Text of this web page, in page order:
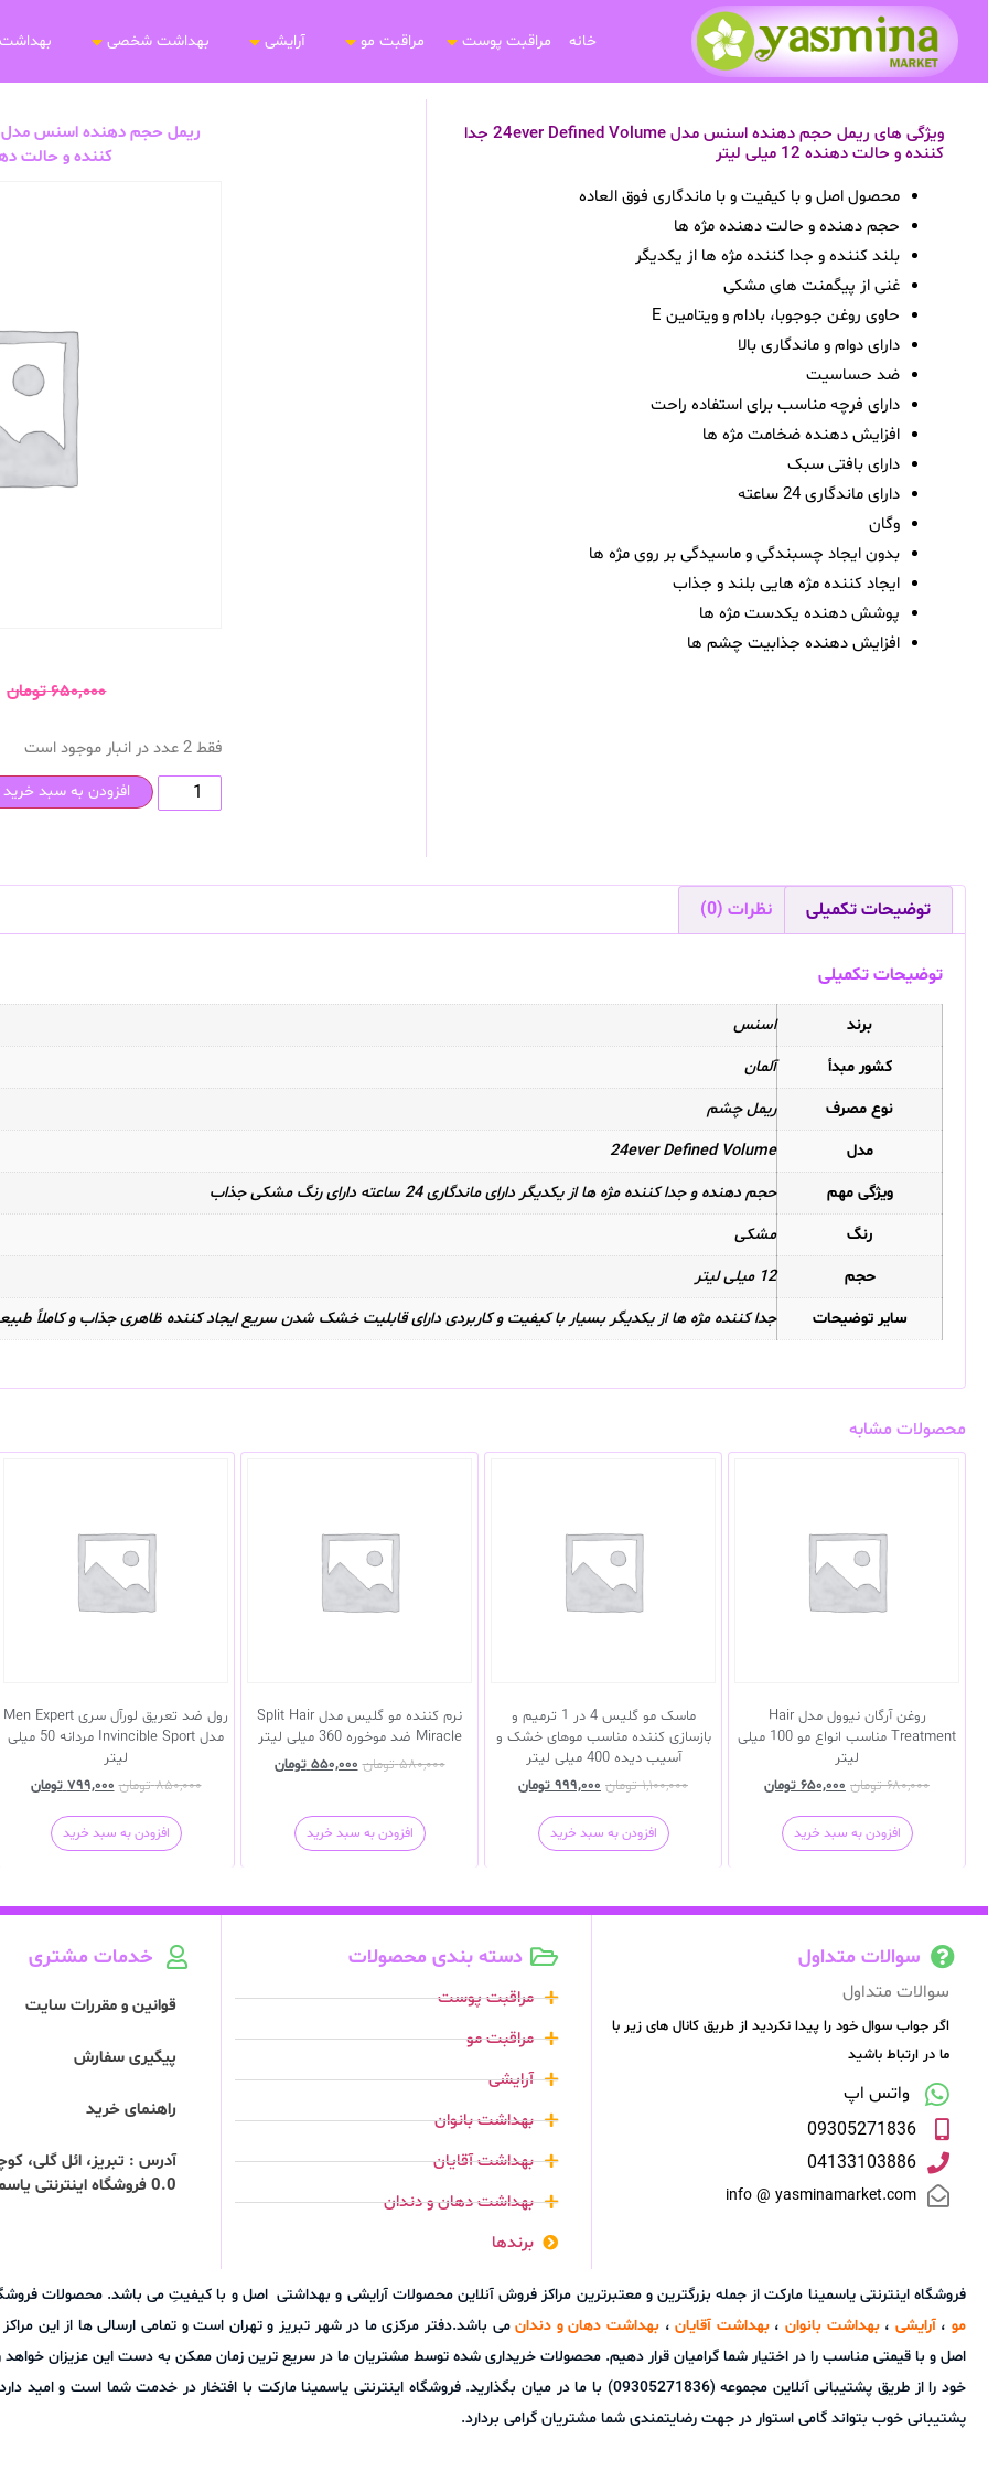
خانه مراقبت پوست مراقبت مو آرایشی بهداشت شخصی
ویژگی های ریمل حجم دهنده اسنس مدل 24ever Defined Volume جدا
کننده و حالت دهنده 12 میلی لیتر
محصول اصل و با کیفیت و با ماندگاری فوق العاده
حجم دهنده و حالت دهنده مژه ها
بلند کننده و جدا کننده مژه ها از یکدیگر
غنی از پیگمنت های مشکی
حاوی روغن جوجوبا، بادام و ویتامین E
دارای دوام و ماندگاری بالا
ضد حساسیت
دارای فرچه مناسب برای استفاده راحت
افزایش دهنده ضخامت مژه ها
دارای بافتی سبک
دارای ماندگاری 24 ساعته
وگان
بدون ایجاد چسبندگی و ماسیدگی بر روی مژه ها
ایجاد کننده مژه هایی بلند و جذاب
پوشش دهنده یکدست مژه ها
افزایش دهنده جذابیت چشم ها
کننده و حالت دهنده 12
۶۵۰,۰۰۰تومان
فقط 2 عدد در انبار موجود است
افزودن به سبد خرید
توضیحات تکمیلی نظرات (0)
توضیحات تکمیلی
برند
اسنس
کشور مبدأ
آلمان
نوع مصرف
ریمل چشم
مدل
24ever Defined Volume
ویژگی مهم
حجم دهنده و جدا کننده مژه ها از یکدیگر دارای ماندگاری 24 ساعته دارای رنگ مشکی جذاب
رنگ
مشکی
حجم
12 میلی لیتر
سایر توضیحات
جدا کننده مژه ها از یکدیگر بسیار با کیفیت و کاربردی دارای قابلیت خشک شدن سریع ایجاد کننده ظاهری جذاب و کاملاً
محصولات مشابه
روغن آرگان نیوول مدل Hair
Treatment مناسب انواع مو 100 میلی
لیتر
۶۸۰,۰۰۰ تومان ۶۵۰,۰۰۰ تومان
افزودن به سبد خرید
ماسک مو گلیس 4 در 1 ترمیم و
بازسازی کننده مناسب موهای خشک و
آسیب دیده 400 میلی لیتر
۱,۱۰۰,۰۰۰ تومان ۹۹۹,۰۰۰ تومان
افزودن به سبد خرید
نرم کننده مو گلیس مدل Split Hair
Miracle ضد موخوره 360 میلی لیتر
۵۸۰,۰۰۰ تومان ۵۵۰,۰۰۰ تومان
افزودن به سبد خرید
رول ضد تعریق لورآل سری Men Expert
مدل Invincible Sport مردانه 50 میلی
لیتر
۸۵۰,۰۰۰ تومان ۷۹۹,۰۰۰ تومان
افزودن به سبد خرید
سوالات متداول
سوالات متداول
اگر جواب سوال خود را پیدا نکردید از طریق کانال های زیر با
ما در ارتباط باشید
واتس اپ
09305271836
04133103886
info @ yasminamarket.com
دسته بندی محصولات
مراقبت پوست
مراقبت مو
آرایشی
بهداشت بانوان
بهداشت آقایان
بهداشت دهان و دندان
برندها
خدمات مشتری
قوانین و مقررات سایت
پیگیری سفارش
راهنمای خرید
0.0 فروشگاه اینترنتی یاسمینا مارکت
فروشگاه اینترنتی یاسمینا مارکت از جمله بزرگترین و معتبرترین مراکز فروش آنلاین محصولات آرایشی و بهداشتی اصل و با کیفیتِ می باشد. محصولات
مو،آرایشی ،بهداشت بانوان،بهداشت آقایان، بهداشت دهان و دندانمی باشد.دفتر مرکزی ما در شهر تبریز و تهران است و تمامی ارسالی ها از این
اصل و با قیمتی مناسب را در اختیار شما گرامیان قرار دهیم. محصولات خریداری شده توسط مشتریان ما در سریع ترین زمان ممکن به دست این عزیزان خواهد
خود را از طریق پشتیبانی آنلاین مجموعه (09305271836) با ما در میان بگذارید. فروشگاه اینترنتی یاسمینا مارکت با افتخار در
پشتیبانی خوب بتواند گامی استوار در جهت رضایتمندی شما مشتریان گرامی بردارد.